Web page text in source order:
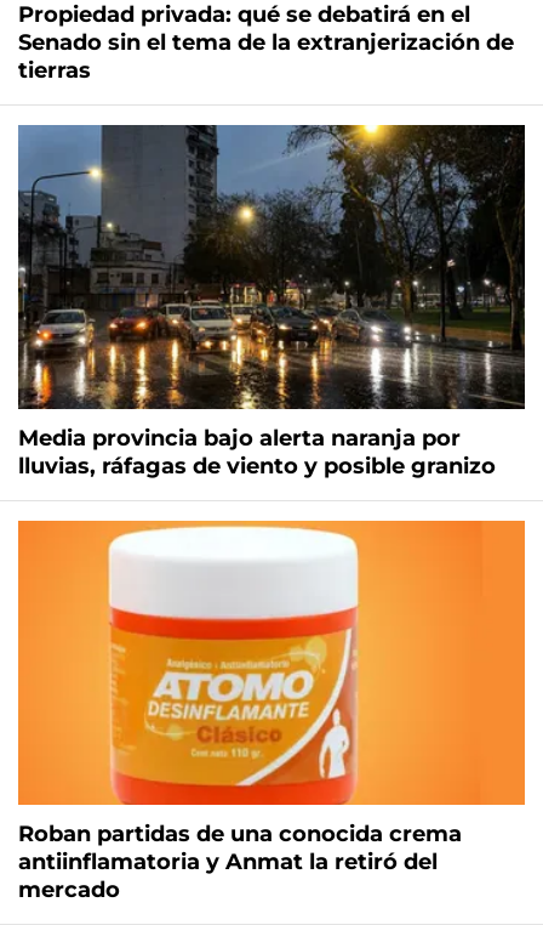
Propiedad privada: qué se debatirá en el
Senado sin el tema de la extranjerización de
tierras
Media provincia bajo alerta naranja por
lluvias, ráfagas de viento y posible granizo
Roban partidas de una conocida crema
antiinflamatoria y Anmat la retiró del
mercado